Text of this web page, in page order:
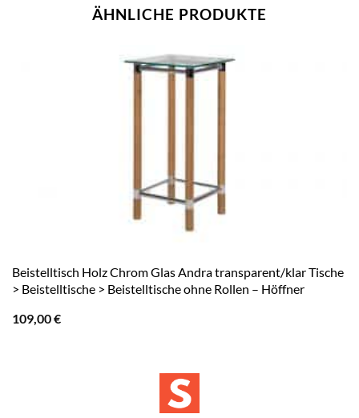
ÄHNLICHE PRODUKTE
Beistelltisch Holz Chrom Glas Andra transparent/klar Tische
> Beistelltische > Beistelltische ohne Rollen – Höffner
109,00€